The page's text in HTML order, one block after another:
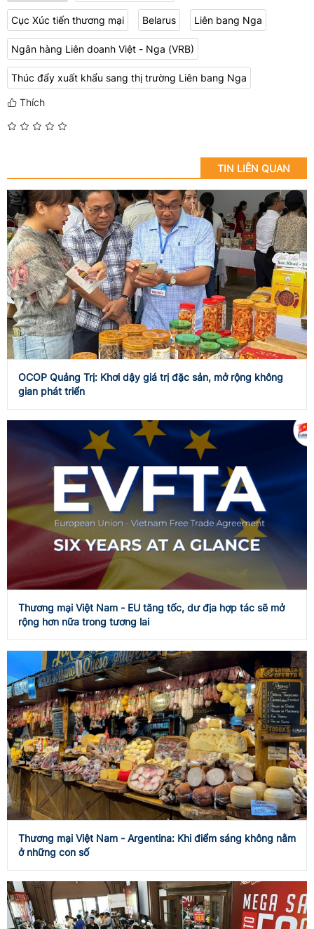
Cục Xúc tiến thương mại Belarus Liên bang Nga
Ngân hàng Liên doanh Việt - Nga (VRB)
Thúc đẩy xuất khẩu sang thị trường Liên bang Nga
Thích
TIN LIÊN QUAN
OCOP Quảng Trị: Khơi dậy giá trị đặc sản, mở rộng không
gian phát triển
Thương mại Việt Nam - EU tăng tốc, dư địa hợp tác sẽ mở
rộng hơn nữa trong tương lai
Thương mại Việt Nam - Argentina: Khi điểm sáng không nằm
ở những con số